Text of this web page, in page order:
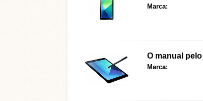
Marca:
O manual pelo
Marca: